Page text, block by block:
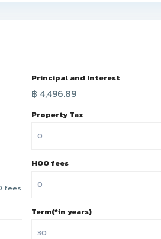
fees
Principal and Interest
฿ 4,496.89
Property Tax
HOO fees
Term(*in years)